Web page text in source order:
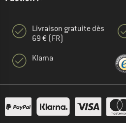
Livraison gratuite dès
69 € (FR)
Klarna